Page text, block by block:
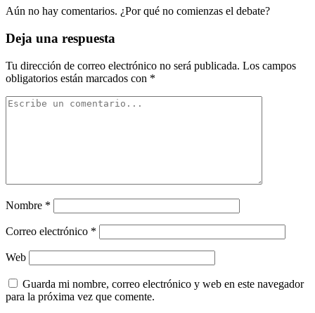
Aún no hay comentarios. ¿Por qué no comienzas el debate?
Deja una respuesta
Tu dirección de correo electrónico no será publicada. Los campos
obligatorios están marcados con *
Nombre *
Correo electrónico *
Web
Guarda mi nombre, correo electrónico y web en este navegador
para la próxima vez que comente.